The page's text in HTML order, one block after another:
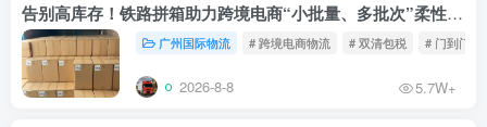
告别高库存！铁路拼箱助力跨境电商“小批量、多批次”柔性补货
广州国际物流 # 跨境电商物流 # 双清包税 # 门到门物
2026-8-8 5.7W+